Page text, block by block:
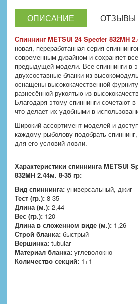
ОПИСАНИЕ ОТЗЫВЫ
Спиннинг METSUI 24 Specter 832MH
новая, переработанная серия
современным дизайном и сохраняет
предыдущей модели. Все спиннинги в
двухсоставные бланки из
оснащены высококачественной
разнесённой рукоятью из
Благодаря этому спиннинги сочетают
что делает их удобными в
Широкий ассортимент моделей и
каждому рыболову подобрать
для его условий ловли.
Характеристики спиннинга METSUI
832MH 2.44м. 8-35 гр:
Вид спиннинга: универсальный, джиг
Тест (гр.): 8-35
Длина (м.): 2,44
Вес (гр.): 120
Длина в сложенном виде (м.): 1,26
Строй бланка: быстрый
Вершинка: tubular
Материал бланка: углеволокно
Количество секций: 1+1